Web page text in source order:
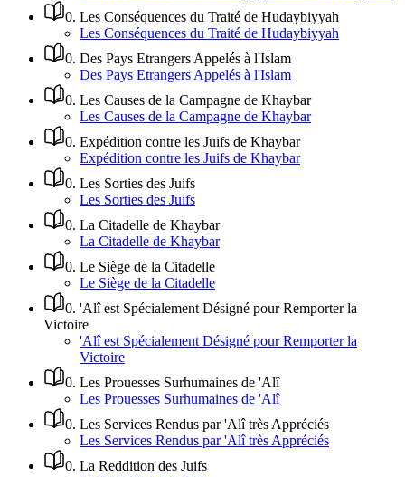
0. Les Conséquences du Traité de Hudaybiyyah
Les Conséquences du Traité de Hudaybiyyah
0. Des Pays Etrangers Appelés à l'Islam
Des Pays Etrangers Appelés à l'Islam
0. Les Causes de la Campagne de Khaybar
Les Causes de la Campagne de Khaybar
0. Expédition contre les Juifs de Khaybar
Expédition contre les Juifs de Khaybar
0. Les Sorties des Juifs
Les Sorties des Juifs
0. La Citadelle de Khaybar
La Citadelle de Khaybar
0. Le Siège de la Citadelle
Le Siège de la Citadelle
0. 'Alî est Spécialement Désigné pour Remporter la
Victoire
'Alî est Spécialement Désigné pour Remporter la
Victoire
0. Les Prouesses Surhumaines de 'Alî
Les Prouesses Surhumaines de 'Alî
0. Les Services Rendus par 'Alî très Appréciés
Les Services Rendus par 'Alî très Appréciés
0. La Reddition des Juifs